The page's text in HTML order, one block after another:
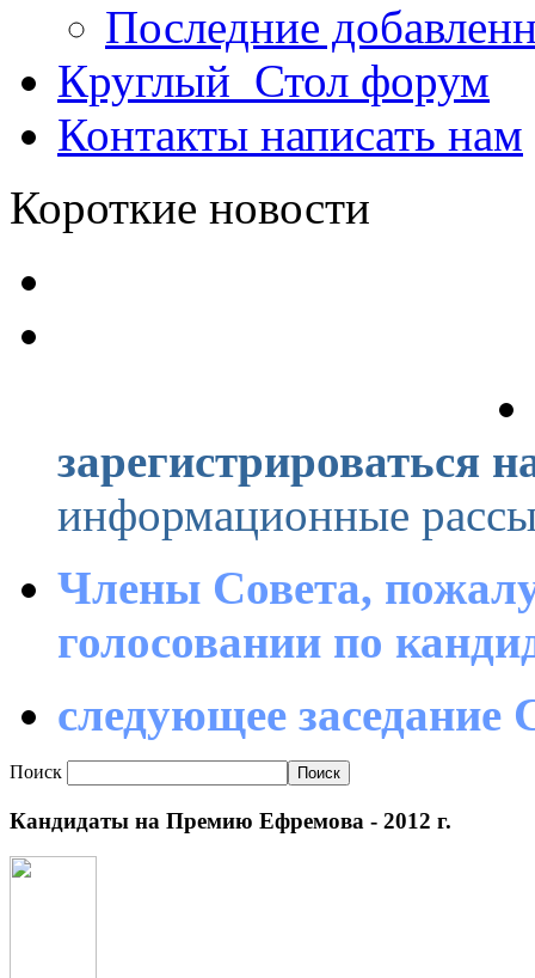
Последние
Круглый_Стол форум
Контакты написать нам
Короткие новости
зарегистрироваться
информационные
Члены Совета,
голосовании по
следующее заседание
Поиск
Кандидаты на Премию Ефремова - 2012 г.